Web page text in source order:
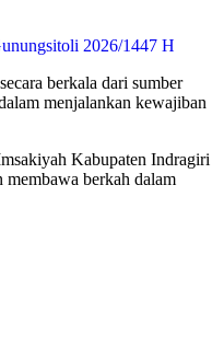
2026/1447 H
berkala dari sumber
menjalankan kewajiban
Kabupaten Indragiri
berkah dalam